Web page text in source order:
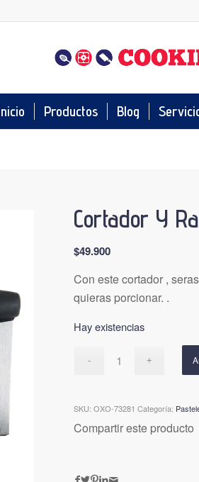
Productos Blog
Cortador Y
$49.900
Con este cortador ,
quieras porcionar. .
Hay existencias
SKU:OXO-73281 Categoría:
Compartir este producto